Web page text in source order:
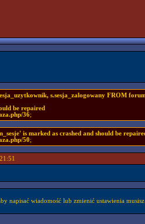
s.sesja_zalogowany FROM
be repaired
36;
is marked as crashed and should be
50;
napisać wiadomość lub zmienić ustawienia musisz